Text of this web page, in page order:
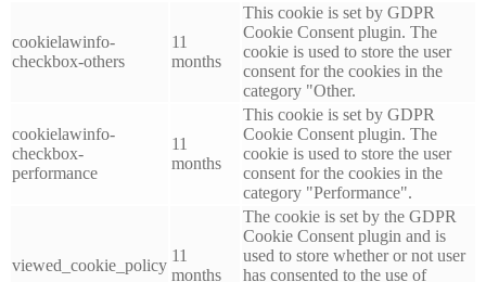
cookielawinfo-
checkbox-others
11
months
This cookie is set by GDPR
Cookie Consent plugin. The
cookie is used to store the user
consent for the cookies in the
category "Other.
cookielawinfo-
checkbox-
performance
11
months
This cookie is set by GDPR
Cookie Consent plugin. The
cookie is used to store the user
consent for the cookies in the
category "Performance".
viewed_cookie_policy
11
months
The cookie is set by the GDPR
Cookie Consent plugin and is
used to store whether or not user
has consented to the use of